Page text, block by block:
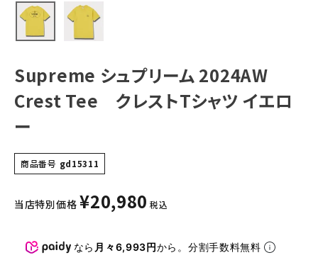
Tシャツ・ロングスリーブ
パーカー・トレーナー
キャップ・ハット
その他バッグ類
スニーカー・ブーツ
Supreme シュプリーム 2024AW
Crest Tee クレストTシャツ イエロ
ー
商品番号 gd15311
当店特別価格 ¥20,980 税込
なら 月々6,993円から。分割手数料無料